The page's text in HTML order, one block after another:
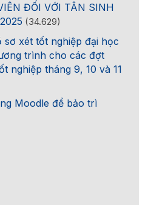
ĐỐI VỚI TÂN SINH
(34.629)
xét tốt nghiệp đại học
trình cho các đợt
nghiệp tháng 9, 10 và 11
Moodle để bảo trì